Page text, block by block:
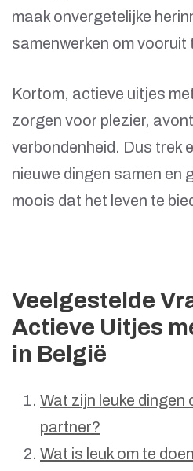
maak onvergetelijke
samenwerken om vooruit
Kortom, actieve uitjes
zorgen voor plezier,
verbondenheid. Dus trek
nieuwe dingen samen en
moois dat het leven te
Veelgestelde
Actieve Uitjes
in België
Wat zijn leuke dingen
partner?
Wat is leuk om te